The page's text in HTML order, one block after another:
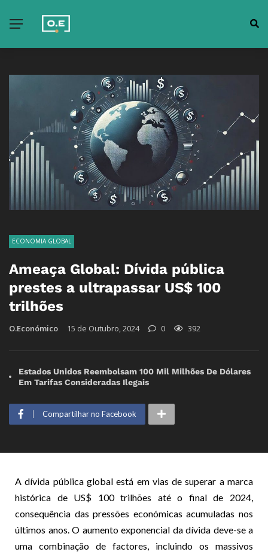
ECONOMIA GLOBAL
Ameaça Global: Dívida pública
prestes a ultrapassar US$ 100
trilhões
O.Económico 15 de Outubro, 2024 0 392
Estados Unidos Reembolsam 100 Mil Milhões De Dólares
Em Tarifas Consideradas Ilegais
Compartilhar no Facebook
A dívida pública global está em vias de superar a marca
histórica de US$ 100 trilhões até o final de 2024,
consequência das pressões económicas acumuladas nos
últimos anos. O aumento exponencial da dívida deve-se a
uma combinação de factores, incluindo os massivos